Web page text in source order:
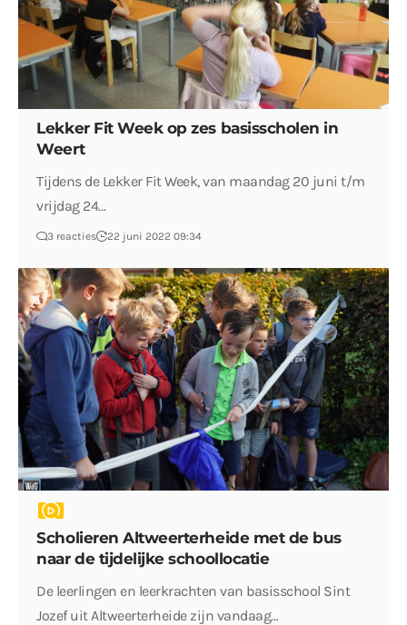
Lekker Fit Week op zes basisscholen in
Weert
Tijdens de Lekker Fit Week, van maandag 20 juni t/m
vrijdag 24…
3 reacties 22 juni 2022 09:34
Scholieren Altweerterheide met de bus
naar de tijdelijke schoollocatie
De leerlingen en leerkrachten van basisschool Sint
Jozef uit Altweerterheide zijn vandaag…